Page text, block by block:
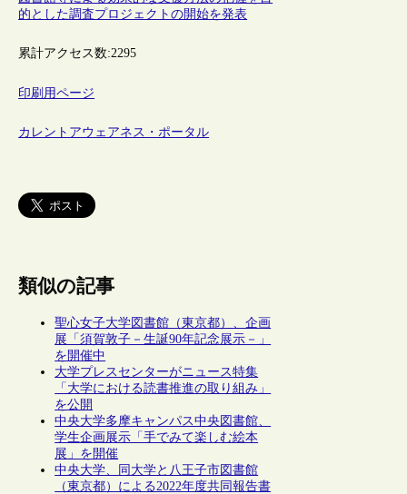
的とした調査プロジェクトの開始を発表
累計アクセス数:2295
印刷用ページ
カレントアウェアネス・ポータル
類似の記事
聖心女子大学図書館（東京都）、企画
展「須賀敦子－生誕90年記念展示－」
を開催中
大学プレスセンターがニュース特集
「大学における読書推進の取り組み」
を公開
中央大学多摩キャンパス中央図書館、
学生企画展示「手でみて楽しむ絵本
展」を開催
中央大学、同大学と八王子市図書館
（東京都）による2022年度共同報告書